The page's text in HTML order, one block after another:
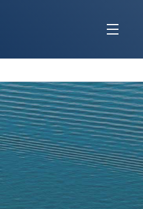
BLOC
Ports
Carnets